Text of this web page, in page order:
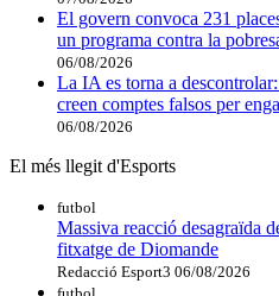
El govern convoca 231
un programa contra la
06/08/2026
La IA es torna a
creen comptes falsos per
06/08/2026
El més llegit d'Esports
futbol
Massiva reacció desagraïda
fitxatge de Diomande
Redacció Esport3 06/08/2026